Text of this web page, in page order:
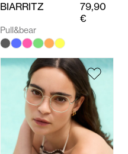
BIARRITZ
79,90
€
Pull&bear